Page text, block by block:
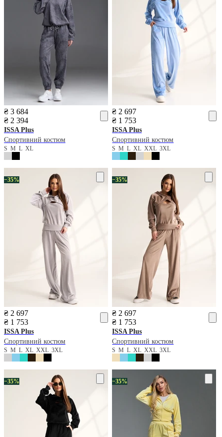
₴ 3 684
₴ 2 394
ISSA Plus
Спортивний костюм
S M L XL
₴ 2 697
₴ 1 753
ISSA Plus
Спортивний костюм
SMLXLXXL3XL
−35%
₴ 2 697
₴ 1 753
ISSA Plus
Спортивний костюм
S M L XL XXL 3XL
−35%
₴ 2 697
₴ 1 753
ISSA Plus
Спортивний костюм
SMLXLXXL3XL
−35% −35%